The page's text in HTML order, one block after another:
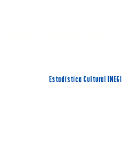
Estadística Cultural INEGI